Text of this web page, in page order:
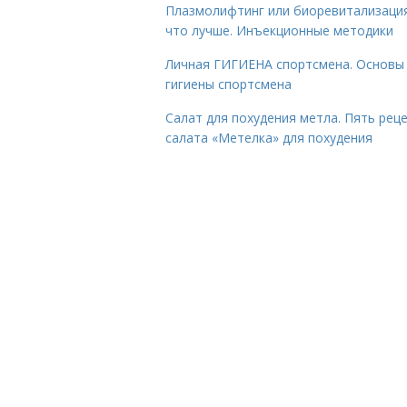
Плазмолифтинг или
что лучше. Инъекционные методики
Личная ГИГИЕНА спортсмена. Основы
гигиены спортсмена
Салат для похудения метла. Пять
салата «Метелка» для похудения